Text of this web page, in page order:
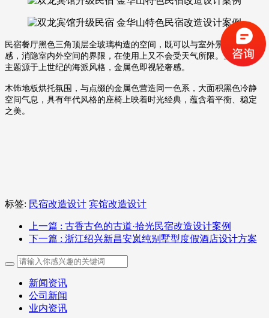
民宿餐厅黑色三角顶层全玻璃构造的空间，既可以与室外景色的一体
感，消隐室内外空间的界限，在使用上又不会受天气所限。空间搭配
主题源于上世纪的海派风格，金属色即视轻奢感。
木饰地板烘托氛围，与点缀的金属色营造同一色系，大面积黑色冷静
空间气息，具有年代风格的座椅上映着时光经典，蕴含着平衡、稳定
之美。
标签: 民宿改造设计 宾馆改造设计
上一篇 : 古香古色的古道·拾光民宿改造设计案例
下一篇 : 浙江绍兴新昌安岚纯别墅型度假酒店设计方案
新闻资讯
公司新闻
业内资讯